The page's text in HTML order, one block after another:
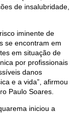
de insalubridade,
iminente de
se encontram em
em situação de
por profissionais
danos
e a vida”, afirmou
Paulo Soares.
iniciou a